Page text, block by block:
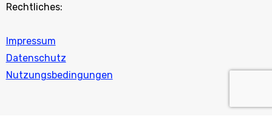
Rechtliches:
Impressum
Datenschutz
Nutzungsbedingungen